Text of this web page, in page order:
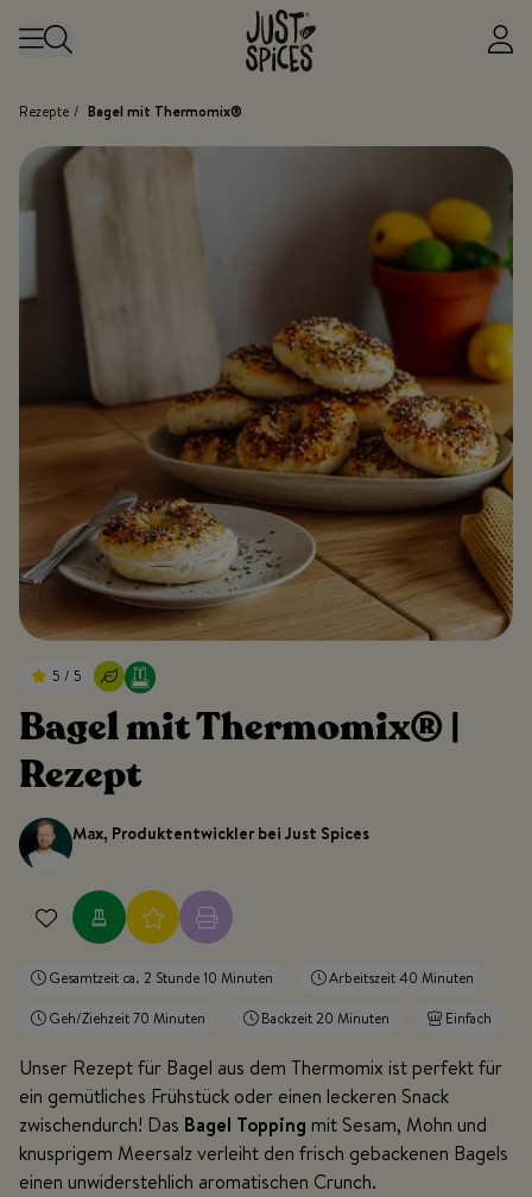
Rezepte / Bagel mit Thermomix®
5 / 5
Bagel mit Thermomix® |
Rezept
Max, Produktentwickler bei Just Spices
Gesamtzeit ca. 2 Stunde 10 Minuten
Arbeitszeit 40 Minuten
Geh/Ziehzeit 70 Minuten
Backzeit 20 Minuten Einfach
Unser Rezept für Bagel aus dem Thermomix ist perfekt für
ein gemütliches Frühstück oder einen leckeren Snack
zwischendurch! Das Bagel Topping mit Sesam, Mohn und
knusprigem Meersalz verleiht den frisch gebackenen Bagels
einen unwiderstehlich aromatischen Crunch.